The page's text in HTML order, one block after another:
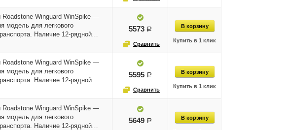
Winguard WinSpike —
модель для легкового
Наличие 12-рядной…
5573 руб.
Winguard WinSpike —
модель для легкового
Наличие 12-рядной…
5595 руб.
Winguard WinSpike —
модель для легкового
Наличие 12-рядной…
5649 руб.